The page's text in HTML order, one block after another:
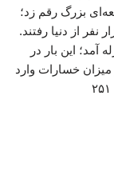
بزرگ رقم زد؛
رسمی، در این زلزله بیش از ۳۵ هزار نفر از دنیا رفتند.
آمد؛ این بار در
از میزان خسارات وارد